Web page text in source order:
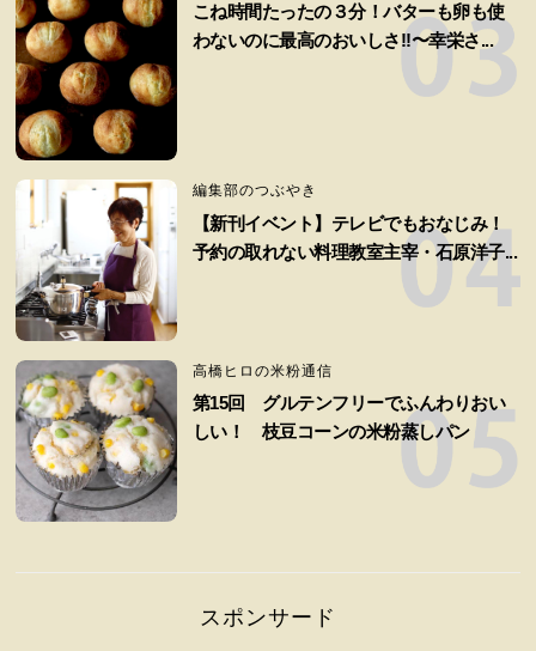
こね時間たったの３分！バターも卵も使
わないのに最高のおいしさ!!〜幸栄さ...
編集部のつぶやき
【新刊イベント】テレビでもおなじみ！
予約の取れない料理教室主宰・石原洋子...
高橋ヒロの米粉通信
第15回 グルテンフリーでふんわりおい
しい！ 枝豆コーンの米粉蒸しパン
スポンサード